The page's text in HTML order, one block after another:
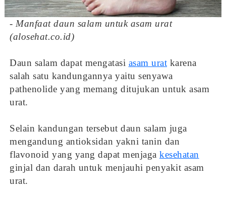
- Manfaat daun salam untuk asam urat
(alosehat.co.id)
Daun salam dapat mengatasi asam urat karena
salah satu kandungannya yaitu senyawa
pathenolide yang memang ditujukan untuk asam
urat.
Selain kandungan tersebut daun salam juga
mengandung antioksidan yakni tanin dan
flavonoid yang yang dapat menjaga kesehatan
ginjal dan darah untuk menjauhi penyakit asam
urat.